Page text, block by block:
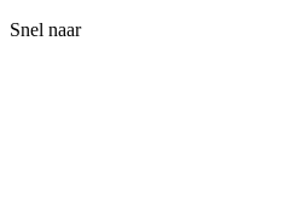
Snel naar